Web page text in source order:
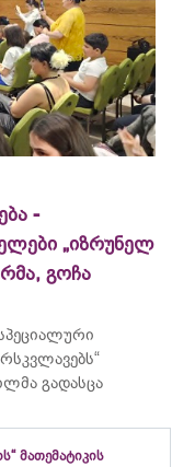
-
„იზრუნელ
გოჩა
გადასცა
მათემატიკის